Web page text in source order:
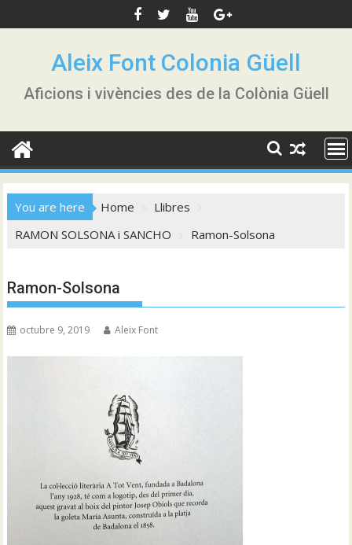
to
Aleix Font Colonia Güell
Aficions i vivències des de la Colònia Güell
You are here Home
Llibres
RAMON SOLSONA i SANCHO
Ramon-Solsona
Ramon-Solsona
octubre 9, 2019 Aleix Font